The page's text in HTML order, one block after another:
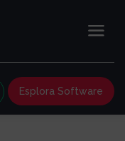
Esplora Software